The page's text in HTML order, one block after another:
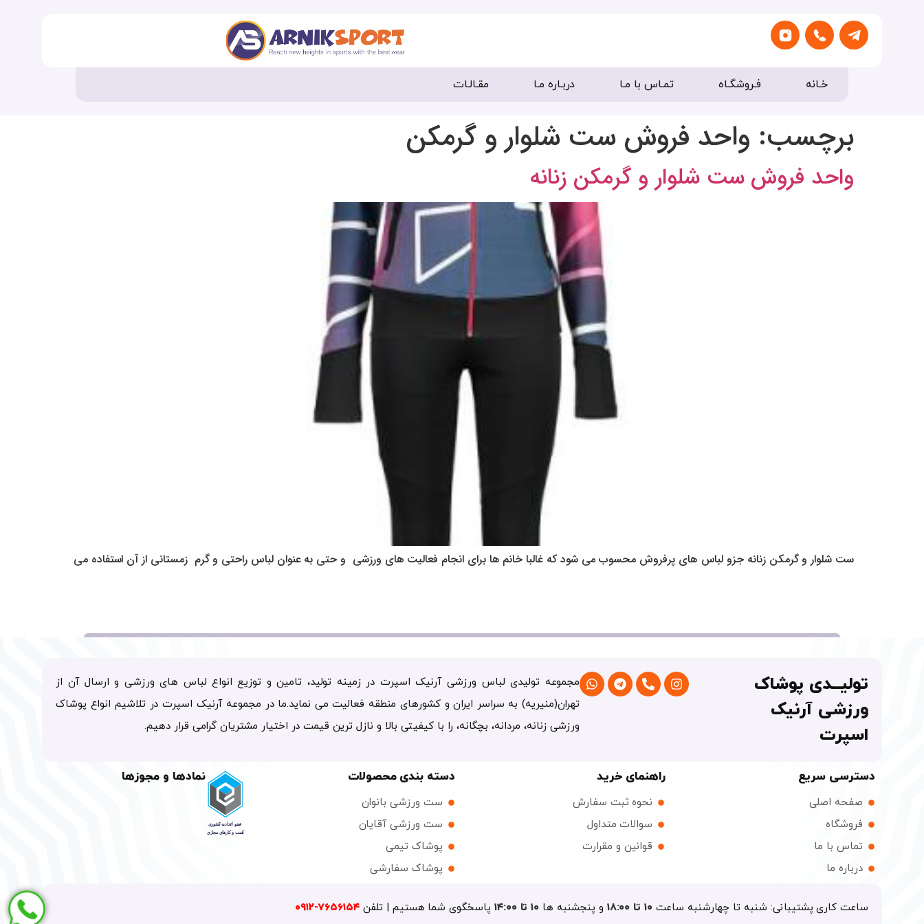
خـانه فـروشگـاه تمـاس با مـا دربـاره مـا مقـالـات
برچسب: واحد فروش ست شلوار و گرمکن
واحد فروش ست شلوار و گرمکن زنانه
ست شلوار و گرمکن زنانه جزو لباس های پرفروش محسوب می شود که غالبا خانم ها برای انجام فعالیت های ورزشی و حتی به عنوان لباس راحتی و گرم زمستانی از آن استفاده می
تولیــدی پوشاک
ورزشی آرنیک
اسپرت
مجموعه تولیدی لباس ورزشی آرنیک اسپرت در زمینه تولید، تامین و توزیع انواع لباس های ورزشی و ارسال آن از
تهران(منیریه) به سراسر ایران و کشورهای منطقه فعالیت می نماید.ما در مجموعه آرنیک اسپرت در تلاشیم انواع پوشاک
ورزشی زنانه، مردانه، بچگانه، را با کیفیتی بالا و نازل ترین قیمت در اختیار مشتریان گرامی قرار دهیم.
دسترسی سریع
صفحه اصلی
فروشگاه
تماس با ما
درباره ما
راهنمای خرید
نحوه ثبت سفارش
سوالات متداول
قوانین و مقرارت
دسته بندی محصولات
ست ورزشی بانوان
ست ورزشی آقایان
پوشاک تیمی
پوشاک سفارشی
نمادها و مجوزها
ساعت کاری پشتیبانی: شنبه تا چهارشنبه ساعت ۱۰ تا ۱۸:۰۰ و پنجشنبه ها ۱۰ تا ۱۴:۰۰ پاسخگوی شما هستیم | تلفن۷۶۵۶۱۵۴-۰۹۱۲